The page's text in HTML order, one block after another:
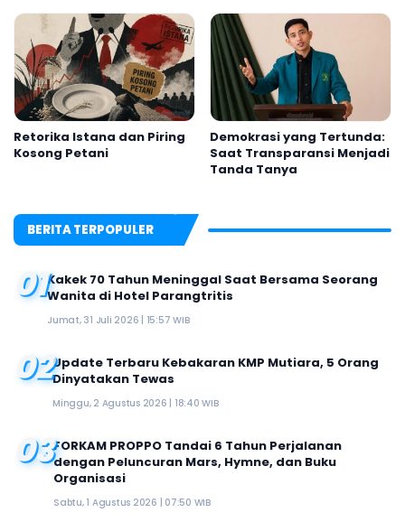
2026
Retorika Istana dan Piring
Kosong Petani
Demokrasi yang Tertunda:
Saat Transparansi Menjadi
Tanda Tanya
BERITA TERPOPULER
01Kakek 70 Tahun Meninggal Saat Bersama Seorang
Wanita di Hotel Parangtritis
Jumat, 31 Juli 2026 | 15:57 WIB
02Update Terbaru Kebakaran KMP Mutiara, 5 Orang
Dinyatakan Tewas
Minggu, 2 Agustus 2026 | 18:40 WIB
03FORKAM PROPPO Tandai 6 Tahun Perjalanan
dengan Peluncuran Mars, Hymne, dan Buku
Organisasi
Sabtu, 1 Agustus 2026 | 07:50 WIB